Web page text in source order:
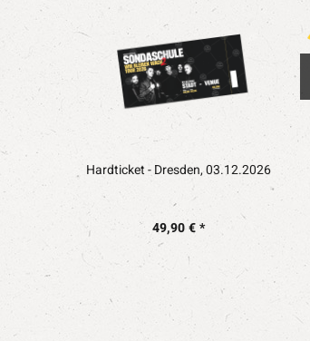
Hardticket - Dresden, 03.12.2026
49,90 € *